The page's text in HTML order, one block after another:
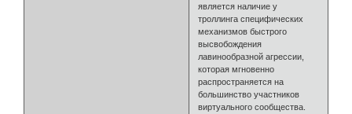
является наличие у
троллинга специфических
механизмов быстрого
высвобождения
лавинообразной агрессии,
которая мгновенно
распространяется на
большинство участников
виртуального сообщества.